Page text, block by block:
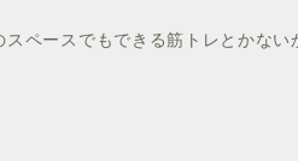
ペースでもできる筋トレとかない